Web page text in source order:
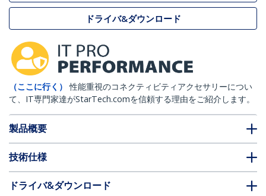
ドライバ&ダウンロード
（ここに行く）
性能重視のコネクティビティアクセサリーについ
て、IT専門家達がStarTech.comを信頼する理由をご紹介します。
製品概要
技術仕様
ドライバ&ダウンロード